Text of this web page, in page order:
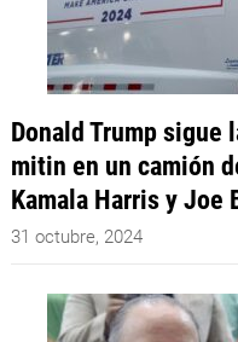
Donald Trump sigue
mitin en un camión
Kamala Harris y Joe
31 octubre, 2024